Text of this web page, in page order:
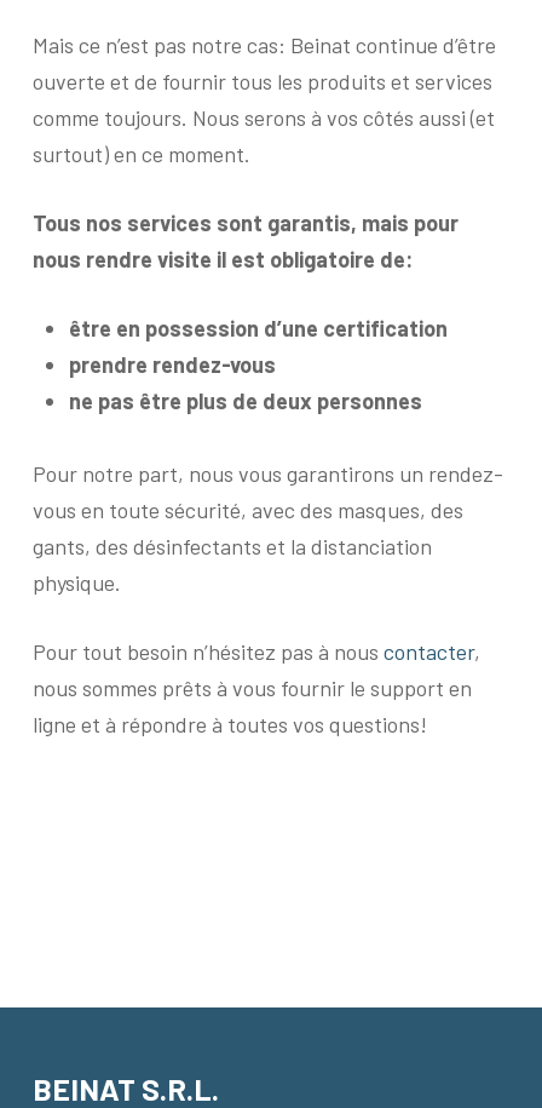
Mais ce n’est pas notre cas: Beinat continue d’être
ouverte et de fournir tous les produits et services
comme toujours. Nous serons à vos côtés aussi (et
surtout) en ce moment.
Tous nos services sont garantis, mais pour
nous rendre visite il est obligatoire de:
être en possession d’une certification
prendre rendez-vous
ne pas être plus de deux personnes
Pour notre part, nous vous garantirons un rendez-
vous en toute sécurité, avec des masques, des
gants, des désinfectants et la distanciation
physique.
Pour tout besoin n’hésitez pas à nous contacter,
nous sommes prêts à vous fournir le support en
ligne et à répondre à toutes vos questions!
BEINAT S.R.L.